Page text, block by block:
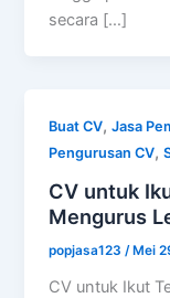
secara […]
Buat CV,Jasa
Pengurusan CV,
CV untuk
Mengurus
popjasa123/ Mei
CV untuk Ikut